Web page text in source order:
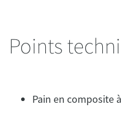
Points
Pain en composite